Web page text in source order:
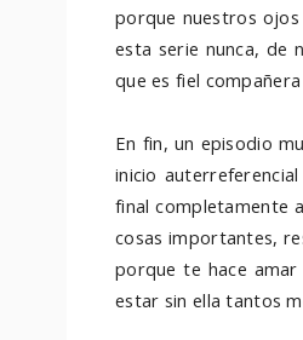
porque nuestros
esta serie nunca, de
que es fiel
En fin, un episodio
inicio
final completamente
cosas importantes,
porque te hace
estar sin ella tantos